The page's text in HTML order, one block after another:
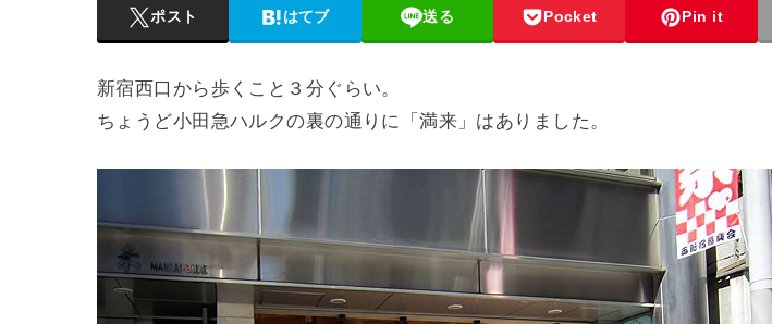
ポスト はてブ 送る Pocket Pin it
新宿西口から歩くこと３分ぐらい。
ちょうど小田急ハルクの裏の通りに「満来」はありました。